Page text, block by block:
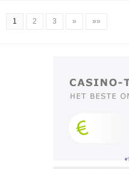
1 2 3 » »»